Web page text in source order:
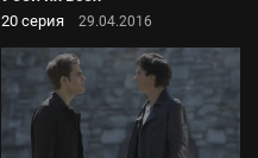
20 серия 29.04.2016